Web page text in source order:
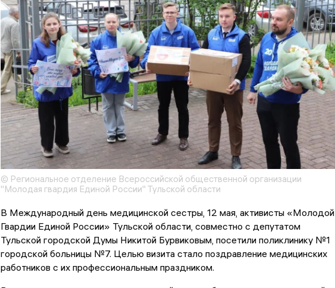
© Региональное отделение Всероссийской общественной организации
"Молодая гвардия Единой России" Тульской области
В Международный день медицинской сестры, 12 мая, активисты «Молодой
Гвардии Единой России» Тульской области, совместно с депутатом
Тульской городской Думы Никитой Бурвиковым, посетили поликлинику №1
городской больницы №7. Целью визита стало поздравление медицинских
работников с их профессиональным праздником.